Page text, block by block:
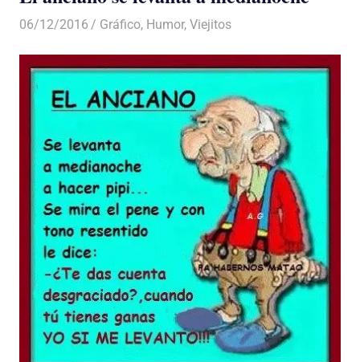
06/12/2016 Luis Castellanos
Gráfico, Humor,Viejitos